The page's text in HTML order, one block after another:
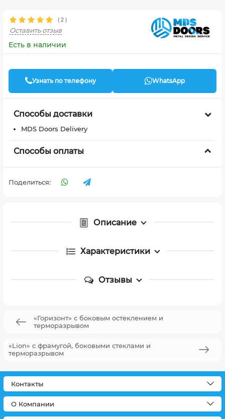
( 2 )
Оставить отзыв
Есть в наличии
Узнать по телефону WhatsApp
Способы доставки
MDS Doors Delivery
Способы оплаты
Поделиться:
Описание
Характеристики
Отзывы
«Горизонт» с боковым остеклением и
терморазрывом
«Lion» с фрамугой, боковыми стеклами и
терморазрывом
Контакты
О Компании